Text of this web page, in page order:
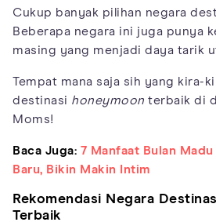
Cukup banyak pilihan negara
Beberapa negara ini juga punya
masing yang menjadi daya tarik
Tempat mana saja sih yang kira-
destinasi honeymoon terbaik di
Moms!
Baca Juga: 7 Manfaat Bulan
Baru, Bikin Makin Intim
Rekomendasi Negara
Terbaik